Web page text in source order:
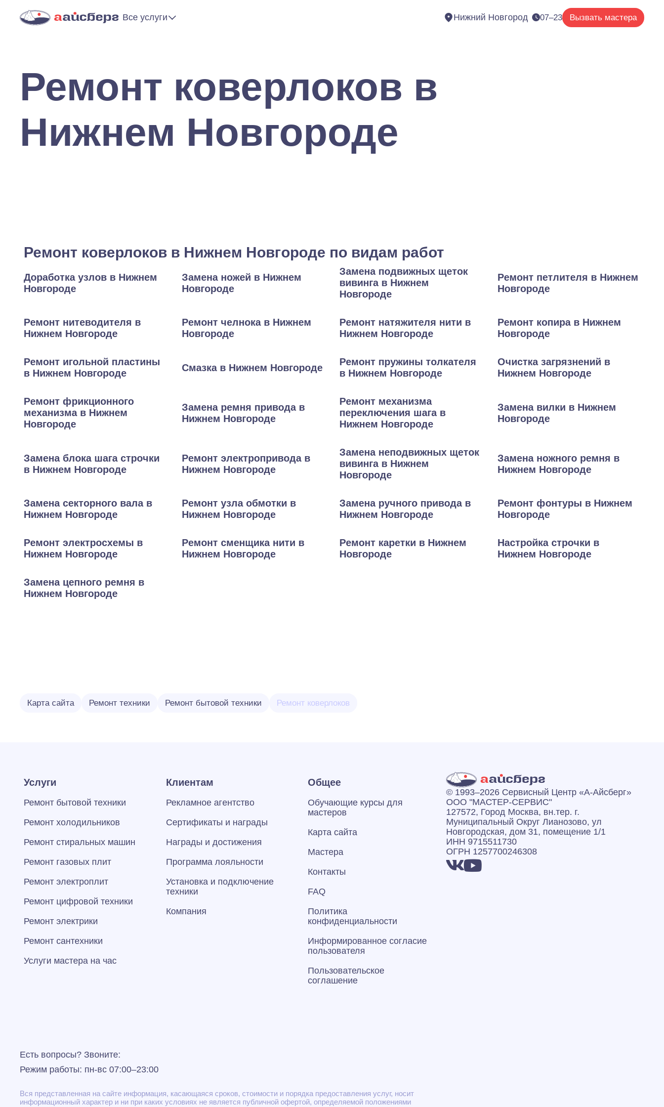
Все услуги Нижний Новгород 07–23 Вызвать мастера
Ремонт коверлоков в
Нижнем Новгороде
Ремонт коверлоков в Нижнем Новгороде по видам работ
Доработка узлов в Нижнем
Новгороде
Замена ножей в Нижнем
Новгороде
Замена подвижных щеток
вивинга в Нижнем
Новгороде
Ремонт петлителя в Нижнем
Новгороде
Ремонт нитеводителя в
Нижнем Новгороде
Ремонт челнока в Нижнем
Новгороде
Ремонт натяжителя нити в
Нижнем Новгороде
Ремонт копира в Нижнем
Новгороде
Ремонт игольной пластины
в Нижнем Новгороде
Смазка в Нижнем Новгороде
Ремонт пружины толкателя
в Нижнем Новгороде
Очистка загрязнений в
Нижнем Новгороде
Ремонт фрикционного
механизма в Нижнем
Новгороде
Замена ремня привода в
Нижнем Новгороде
Ремонт механизма
переключения шага в
Нижнем Новгороде
Замена вилки в Нижнем
Новгороде
Замена блока шага строчки
в Нижнем Новгороде
Ремонт электропривода в
Нижнем Новгороде
Замена неподвижных щеток
вивинга в Нижнем
Новгороде
Замена ножного ремня в
Нижнем Новгороде
Замена секторного вала в
Нижнем Новгороде
Ремонт узла обмотки в
Нижнем Новгороде
Замена ручного привода в
Нижнем Новгороде
Ремонт фонтуры в Нижнем
Новгороде
Ремонт электросхемы в
Нижнем Новгороде
Ремонт сменщика нити в
Нижнем Новгороде
Ремонт каретки в Нижнем
Новгороде
Настройка строчки в
Нижнем Новгороде
Замена цепного ремня в
Нижнем Новгороде
Карта сайта Ремонт техники Ремонт бытовой техники Ремонт коверлоков
Услуги
Ремонт бытовой техники
Ремонт холодильников
Ремонт стиральных машин
Ремонт газовых плит
Ремонт электроплит
Ремонт цифровой техники
Ремонт электрики
Ремонт сантехники
Услуги мастера на час
Клиентам
Рекламное агентство
Сертификаты и награды
Награды и достижения
Программа лояльности
Установка и подключение
техники
Компания
Общее
Обучающие курсы для
мастеров
Карта сайта
Мастера
Контакты
FAQ
Политика
конфиденциальности
Информированное согласие
пользователя
Пользовательское
соглашение
© 1993–2026 Сервисный Центр «А‑Айсберг»
ООО "МАСТЕР-СЕРВИС"
127572, Город Москва, вн.тер. г.
Муниципальный Округ Лианозово, ул
Новгородская, дом 31, помещение 1/1
ИНН 9715511730
ОГРН 1257700246308
Есть вопросы? Звоните:
Режим работы: пн-вс 07:00–23:00
Вся представленная на сайте информация, касающаяся сроков, стоимости и порядка предоставления услуг, носит
информационный характер и ни при каких условиях не является публичной офертой, определяемой положениями